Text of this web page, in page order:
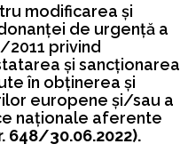
modificarea şi
de urgenţă a
2011 privind
şi sancţionarea
în obţinerea şi
europene şi/sau a
naţionale aferente
648/30.06.2022).